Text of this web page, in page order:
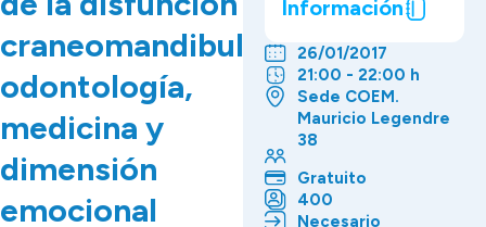
craneomandibular:
odontología,
medicina y
dimensión
emocional
Información
26/01/2017
21:00 - 22:00 h
Sede COEM.
Mauricio Legendre
38
Gratuito
400
Necesario